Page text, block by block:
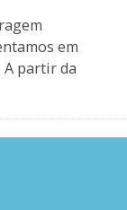
em
partir da